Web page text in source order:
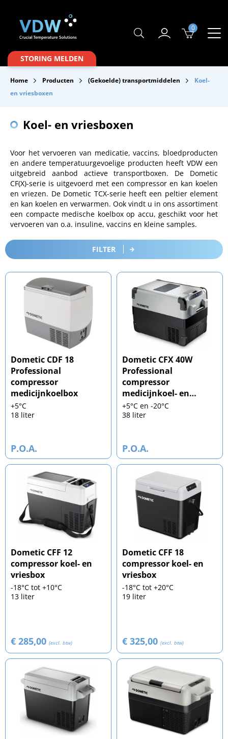
Producten
Branches
Merken
Contact
Downloads
0
STORING MELDEN
Home Producten (Gekoelde) transportmiddelen
Koel-
en vriesboxen
Koel- en vriesboxen
Voor het vervoeren van medicatie, vaccins, bloedproducten
en andere temperatuurgevoelige producten heeft VDW een
uitgebreid aanbod actieve transportboxen. De Dometic
CF(X)-serie is uitgevoerd met een compressor en kan koelen
en vriezen. De Dometic TCX-serie heeft een peltier element
en kan koelen en verwarmen. Ook vindt u in ons assortiment
een compacte medische koelbox op accu, geschikt voor het
vervoeren van o.a. insuline, vaccins en kleine samples.
FILTER
Dometic CDF 18
Professional
compressor
medicijnkoelbox
+5°C
18 liter
P.O.A.
Dometic CFX 40W
Professional
compressor
medicijnkoel- en
vriesbox
+5°C en -20°C
38 liter
P.O.A.
Dometic CFF 12
compressor koel- en
vriesbox
-18°C tot +10°C
13 liter
€ 285,00 (excl. btw)
Dometic CFF 18
compressor koel- en
vriesbox
-18°C tot +20°C
19 liter
€ 325,00 (excl. btw)